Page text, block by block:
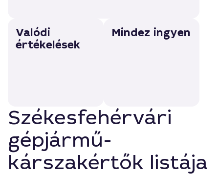
Valódi
értékelések
Mindez ingyen
Székesfehérvári
gépjármű-
kárszakértők listája